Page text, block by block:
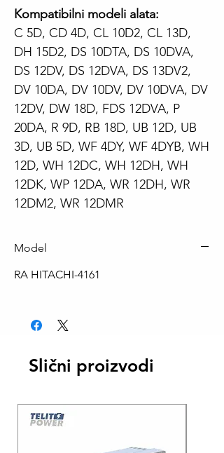
Kompatibilni modeli alata:
C 5D, CD 4D, CL 10D2, CL 13D,
DH 15D2, DS 10DTA, DS 10DVA,
DS 12DV, DS 12DVA, DS 13DV2,
DV 10DA, DV 10DV, DV 10DVA, DV
12DV, DW 18D, FDS 12DVA, P
20DA, R 9D, RB 18D, UB 12D, UB
3D, UB 5D, WF 4DY, WF 4DYB, WH
12D, WH 12DC, WH 12DH, WH
12DK, WP 12DA, WR 12DH, WR
12DM2, WR 12DMR
Model
RA HITACHI-4161
Slični proizvodi